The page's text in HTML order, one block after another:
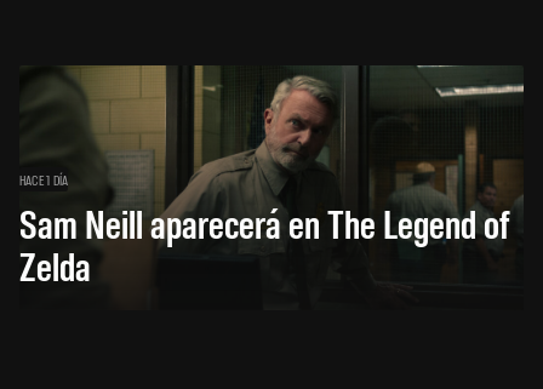
HACE 1 DÍA
Sam Neill aparecerá en The Legend of
Zelda